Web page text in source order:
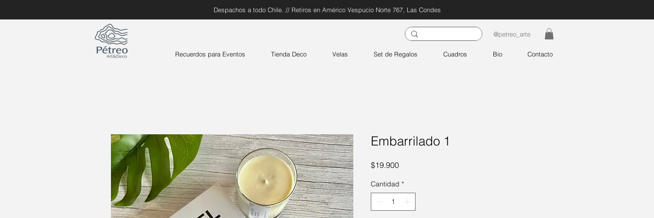
Despachos a todo Chile. // Retiros en Américo Vespucio Norte 767, Las Condes
@petreo_arte
Recuerdos para Eventos Tienda Deco Velas Set de Regalos Cuadros Bio Contacto
Embarrilado 1
$19.900Precio
Cantidad *